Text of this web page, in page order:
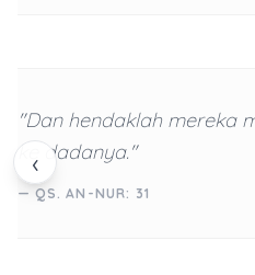
‹
"Dan hendaklah mereka
ke dadanya."
— QS. AN-NUR: 31